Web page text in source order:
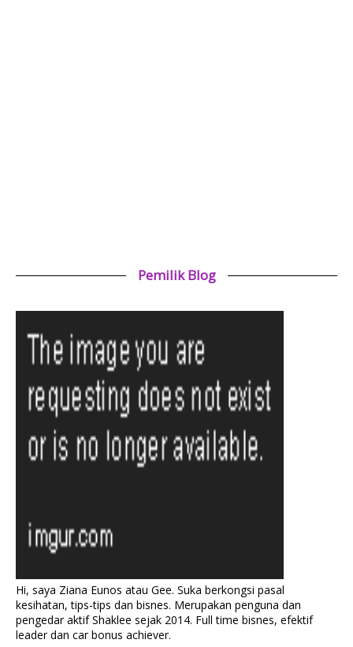
Pemilik Blog
Hi, saya Ziana Eunos atau Gee. Suka berkongsi pasal
kesihatan, tips-tips dan bisnes. Merupakan penguna dan
pengedar aktif Shaklee sejak 2014. Full time bisnes, efektif
leader dan car bonus achiever.